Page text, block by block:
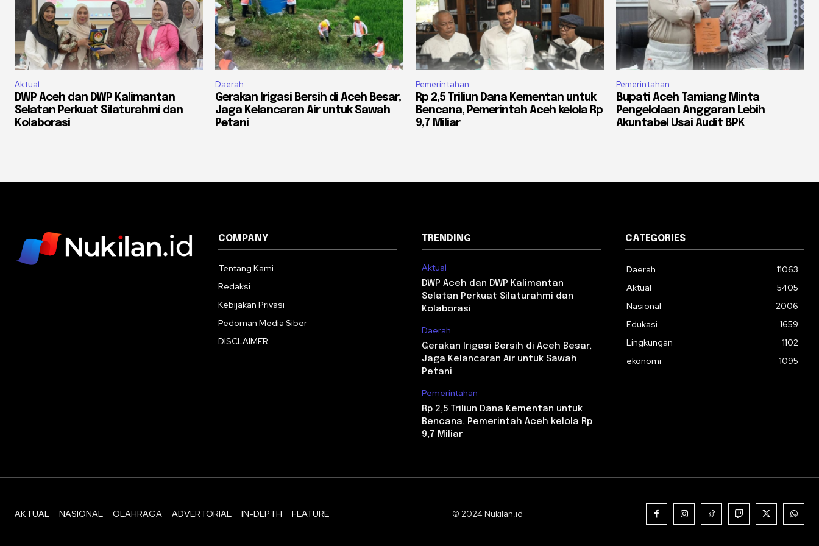
Aktual
DWP Aceh dan DWP Kalimantan
Selatan Perkuat Silaturahmi dan
Kolaborasi
Daerah
Gerakan Irigasi Bersih di Aceh Besar,
Jaga Kelancaran Air untuk Sawah
Petani
Pemerintahan
Rp 2,5 Triliun Dana Kementan untuk
Bencana, Pemerintah Aceh kelola Rp
9,7 Miliar
Pemerintahan
Bupati Aceh Tamiang Minta
Pengelolaan Anggaran Lebih
Akuntabel Usai Audit BPK
COMPANY
Tentang Kami
Redaksi
Kebijakan Privasi
Pedoman Media Siber
DISCLAIMER
TRENDING
Aktual
DWP Aceh dan DWP Kalimantan
Selatan Perkuat Silaturahmi dan
Kolaborasi
Daerah
Gerakan Irigasi Bersih di Aceh Besar,
Jaga Kelancaran Air untuk Sawah
Petani
Pemerintahan
Rp 2,5 Triliun Dana Kementan untuk
Bencana, Pemerintah Aceh kelola Rp
9,7 Miliar
CATEGORIES
Daerah
11063
Aktual
5405
Nasional
2006
Edukasi
1659
Lingkungan
1102
ekonomi
1095
AKTUAL NASIONAL OLAHRAGA ADVERTORIAL IN-DEPTH FEATURE © 2024 Nukilan.id